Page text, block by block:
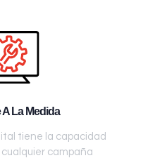
La Medida
tiene la capacidad
campaña